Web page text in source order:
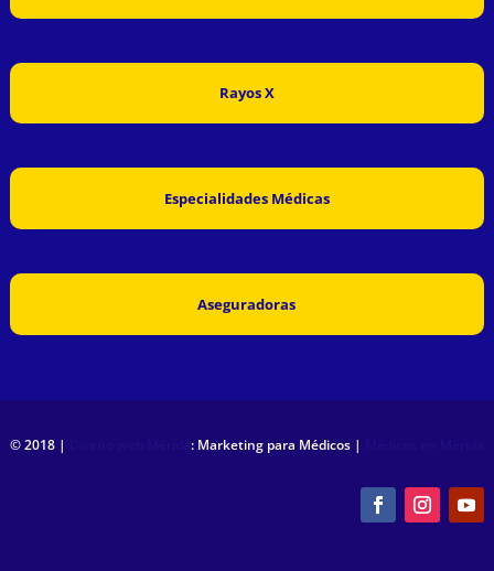
Rayos X
Especialidades Médicas
Aseguradoras
© 2018 | : Marketing para Médicos |